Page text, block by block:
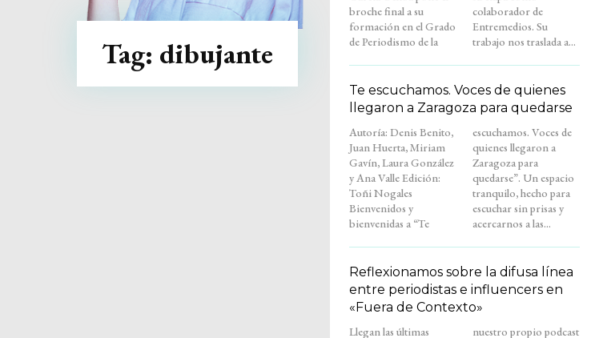
Tag: dibujante
broche final a su
formación en el Grado
de Periodismo de la
colaborador de
Entremedios. Su
trabajo nos traslada a...
Te escuchamos. Voces de quienes
llegaron a Zaragoza para quedarse
Autoría: Denis Benito,
Juan Huerta, Miriam
Gavín, Laura González
y Ana Valle Edición:
Toñi Nogales
Bienvenidos y
bienvenidas a “Te
escuchamos. Voces de
quienes llegaron a
Zaragoza para
quedarse”. Un espacio
tranquilo, hecho para
escuchar sin prisas y
acercarnos a las...
Reflexionamos sobre la difusa línea
entre periodistas e influencers en
«Fuera de Contexto»
Llegan las últimas
nuestro propio podcast